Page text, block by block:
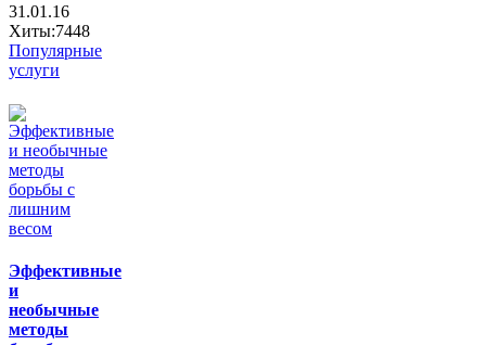
31.01.16
Хиты:7448
Популярные
услуги
Эффективные
и
необычные
методы